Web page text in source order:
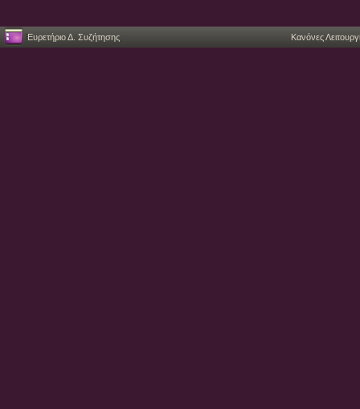
Ευρετήριο Δ. Συζήτησης Κανόνες